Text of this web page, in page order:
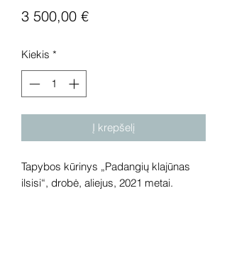
3 500,00 €Price
Kiekis *
Į krepšelį
Tapybos kūrinys „Padangių klajūnas
ilsisi“, drobė, aliejus, 2021 metai.